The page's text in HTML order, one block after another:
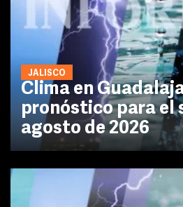
JALISCO
Clima en
pronóstico para el
agosto de 2026